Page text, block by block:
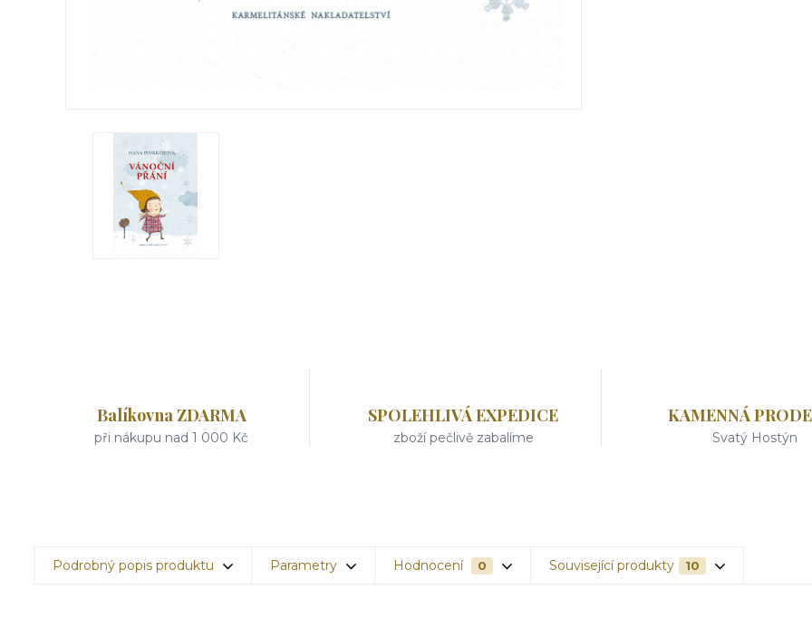
Balíkovna ZDARMA
při nákupu nad 1 000 Kč
SPOLEHLIVÁ EXPEDICE
zboží pečlivě zabalíme
KAMENNÁ
Svatý Hostýn
Podrobný popis produktu Parametry Hodnocení 0 Související produkty 10